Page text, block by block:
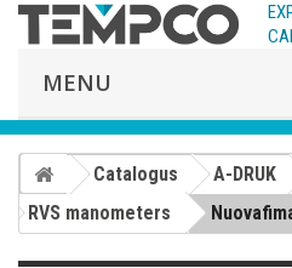
MENU
Catalogus A-DRUK
RVS manometers